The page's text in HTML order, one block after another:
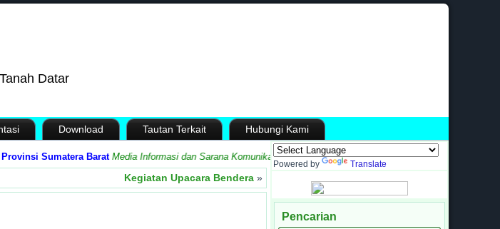
Datar
Download Tautan Terkait Hubungi Kami
Sumatera Barat Media Informasi dan Sarana Komunikasi antara Madrasah dengan Masyarakat
Kegiatan Upacara Bendera »
Powered by Translate
Pencarian